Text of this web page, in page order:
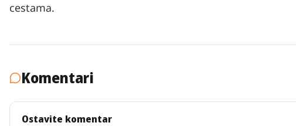
cestama.
Komentari
Ostavite komentar